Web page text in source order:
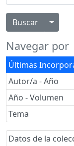
Navegar por
Últimas
Autor/a - Año
Año - Volumen
Tema
Datos de la